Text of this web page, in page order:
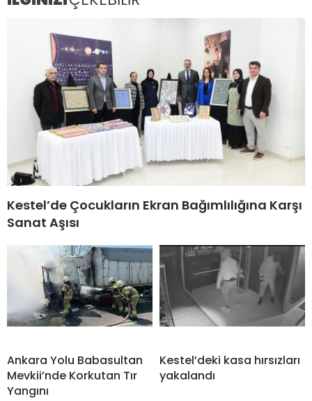
Kestel’de Çocukların Ekran Bağımlılığına Karşı
Sanat Aşısı
Ankara Yolu Babasultan
Mevkii’nde Korkutan Tır
Yangını
Kestel’deki kasa hırsızları
yakalandı